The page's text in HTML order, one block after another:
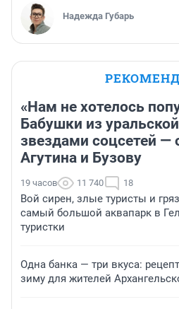
Надежда Губарь
«Нам не хотелось
Бабушки из
звездами соцсетей —
Агутина и Бузову
19 часов 11 740 18
Вой сирен, злые туристы и
самый большой аквапарк в
туристки
Одна банка — три вкуса:
зиму для жителей